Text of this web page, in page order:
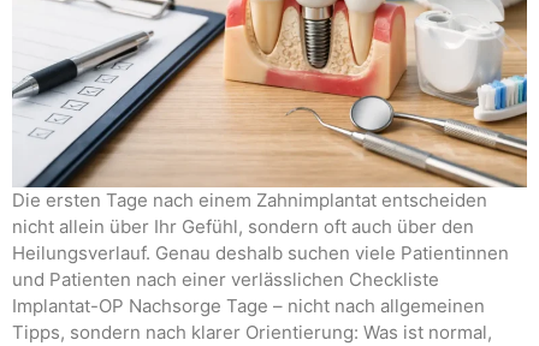
Die ersten Tage nach einem Zahnimplantat entscheiden
nicht allein über Ihr Gefühl, sondern oft auch über den
Heilungsverlauf. Genau deshalb suchen viele Patientinnen
und Patienten nach einer verlässlichen Checkliste
Implantat-OP Nachsorge Tage – nicht nach allgemeinen
Tipps, sondern nach klarer Orientierung: Was ist normal,